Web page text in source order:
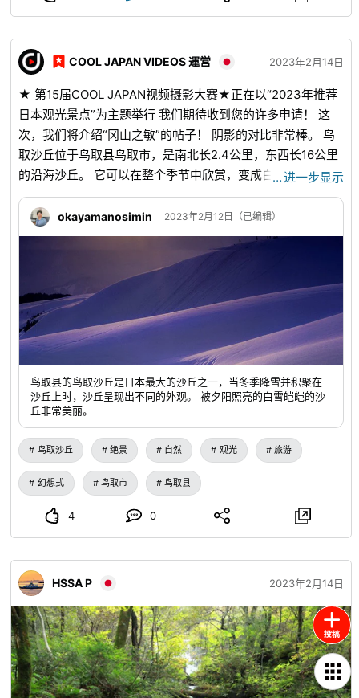
COOL JAPAN VIDEOS 運営 2023年2月14日
★ 第15届COOL JAPAN视频摄影大赛★正在以“2023年推荐
日本观光景点”为主题举行 我们期待收到您的许多申请！ 这
次，我们将介绍“冈山之敏”的帖子！ 阴影的对比非常棒。 鸟
取沙丘位于鸟取县鸟取市，是南北长2.4公里，东西长16公里
的沿海沙丘。 它可以在整个季节中欣赏，变成白银世界的绝
妙冬季风景是杰作。 还有很多只能在沙丘上体验的活动。 ◆
鸟取沙丘◆ 【地址】〒689-0105 2164-661 鸟取县鸟取市福
部町汤山 【交通】 巴士：从鸟取站巴士总站鸟取沙丘约20分
…进一步显示
okayamanosimin 2023年2月12日（已编辑）
鸟取县的鸟取沙丘是日本最大的沙丘之一，当冬季降雪并积聚在
沙丘上时，沙丘呈现出不同的外观。 被夕阳照亮的白雪皑皑的沙
丘非常美丽。
鸟取沙丘 绝景 自然 观光 旅游
幻想式 鸟取市 鸟取县
4 0
HSSA P 2023年2月14日